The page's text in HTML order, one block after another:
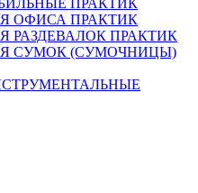
ПРАКТИК
ОФИСА ПРАКТИК
РАЗДЕВАЛОК ПРАКТИК
СУМОК (СУМОЧНИЦЫ)